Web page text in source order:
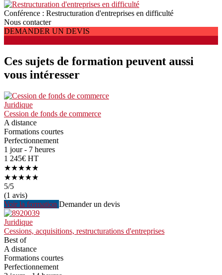
Conférence : Restructuration d'entreprises en difficulté
Nous contacter
DEMANDER UN DEVIS
Ces sujets de formation peuvent aussi
vous intéresser
Juridique
Cession de fonds de commerce
A distance
Formations courtes
Perfectionnement
1 jour - 7 heures
1 245€ HT
★★★★★
★★★★★
5/5
(1 avis)
Voir la formation Demander un devis
Juridique
Cessions, acquisitions, restructurations d'entreprises
Best of
A distance
Formations courtes
Perfectionnement